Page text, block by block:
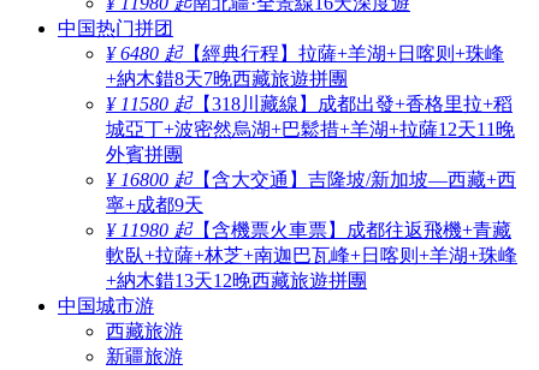
中国热门拼团
¥ 6480 起【經典行程】拉薩+羊湖+日喀则+珠峰
+納木錯8天7晚西藏旅遊拼團
¥ 11580 起【318川藏線】成都出發+香格里拉+稻
城亞丁+波密然烏湖+巴鬆措+羊湖+拉薩12天11晚
外賓拼團
¥ 16800 起【含大交通】吉隆坡/新加坡—西藏+西
寧+成都9天
¥ 11980 起【含機票火車票】成都往返飛機+青藏
軟臥+拉薩+林芝+南迦巴瓦峰+日喀则+羊湖+珠峰
+納木錯13天12晚西藏旅遊拼團
中国城市游
西藏旅游
新疆旅游